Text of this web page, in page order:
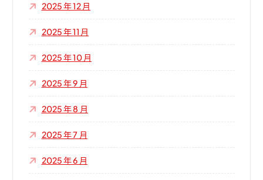
2025 年 12 月
2025 年 11 月
2025 年 10 月
2025 年 9 月
2025 年 8 月
2025 年 7 月
2025 年 6 月